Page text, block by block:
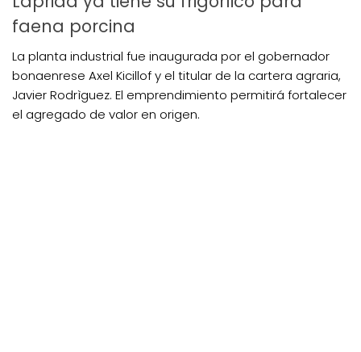
faena porcina
La planta industrial fue inaugurada por el gobernador
bonaenrese Axel Kicillof y el titular de la cartera agraria,
Javier Rodrìguez. El emprendimiento permitirá fortalecer
el agregado de valor en origen.